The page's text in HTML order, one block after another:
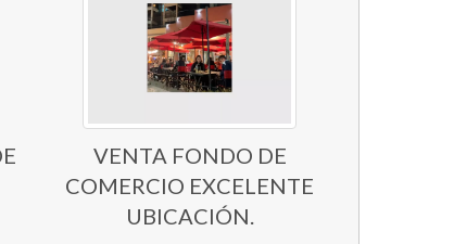
VENTA FONDO DE
COMERCIO EXCELENTE
UBICACIÓN.